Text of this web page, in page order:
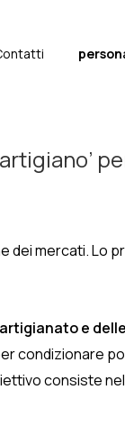
dei mercati. Lo
e
condizionare
consiste